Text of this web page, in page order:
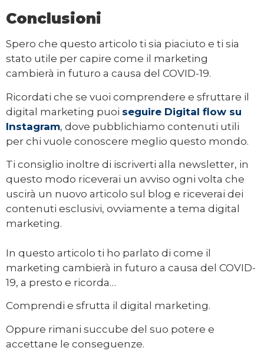
Conclusioni
Spero che questo articolo ti sia piaciuto e ti sia
stato utile per capire come il marketing
cambierà in futuro a causa del COVID-19.
Ricordati che se vuoi comprendere e sfruttare il
digital marketing puoi seguire Digital flow su
Instagram, dove pubblichiamo contenuti utili
per chi vuole conoscere meglio questo mondo.
Ti consiglio inoltre di iscriverti alla newsletter, in
questo modo riceverai un avviso ogni volta che
uscirà un nuovo articolo sul blog e riceverai dei
contenuti esclusivi, ovviamente a tema digital
marketing.
In questo articolo ti ho parlato di come il
marketing cambierà in futuro a causa del COVID-
19, a presto e ricorda…
Comprendi e sfrutta il digital marketing.
Oppure rimani succube del suo potere e
accettane le conseguenze.